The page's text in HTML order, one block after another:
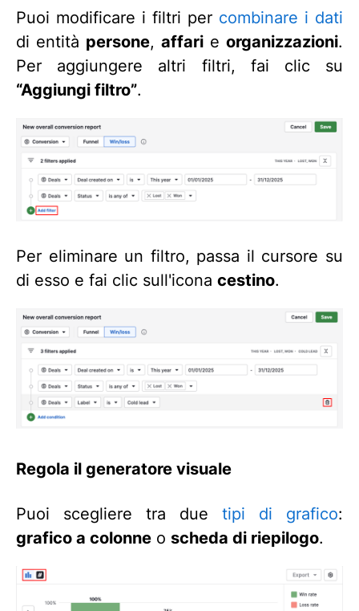
Puoi modificare i filtri per combinare i dati
di entità persone, affari e organizzazioni.
Per aggiungere altri filtri, fai clic su
“Aggiungi filtro”.
Per eliminare un filtro, passa il cursore su
di esso e fai clic sull'icona cestino.
Regola il generatore visuale
Puoi scegliere tra due tipi di grafico:
grafico a colonne o scheda di riepilogo.